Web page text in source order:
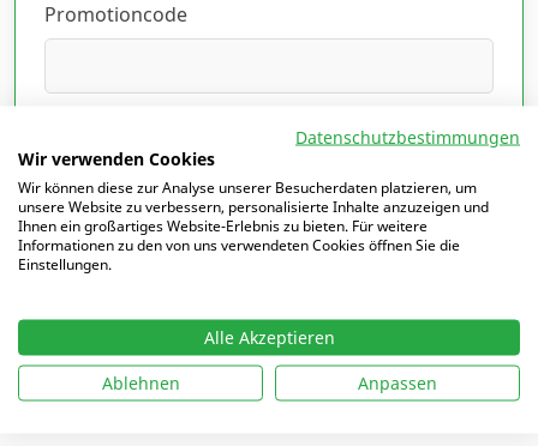
Promotioncode
Ich habe die Datenschutzerklärung gelesen
und akzeptiert.Hier lesen
markierte Felder sind Pflichtfelder
Ich möchte mich einloggen
Datenschutzbestimmungen
Wir verwenden Cookies
Wir können diese zur Analyse unserer Besucherdaten platzieren, um
unsere Website zu verbessern, personalisierte Inhalte anzuzeigen und
Ihnen ein großartiges Website-Erlebnis zu bieten. Für weitere
Informationen zu den von uns verwendeten Cookies öffnen Sie die
Einstellungen.
Alle Akzeptieren
Ablehnen
Anpassen